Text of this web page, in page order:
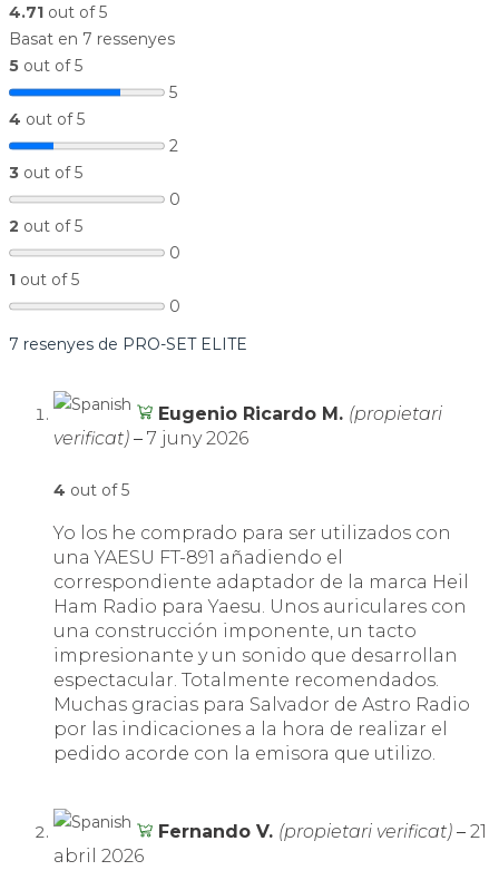
4.71 out of 5
Basat en 7 ressenyes
5 out of 5
5
4 out of 5
2
3 out of 5
0
2 out of 5
0
1 out of 5
0
7 resenyes de PRO-SET ELITE
Eugenio Ricardo M. (propietari
verificat) – 7 juny 2026
4 out of 5
Yo los he comprado para ser utilizados con
una YAESU FT-891 añadiendo el
correspondiente adaptador de la marca Heil
Ham Radio para Yaesu. Unos auriculares con
una construcción imponente, un tacto
impresionante y un sonido que desarrollan
espectacular. Totalmente recomendados.
Muchas gracias para Salvador de Astro Radio
por las indicaciones a la hora de realizar el
pedido acorde con la emisora que utilizo.
Fernando V. (propietari verificat) – 21
abril 2026